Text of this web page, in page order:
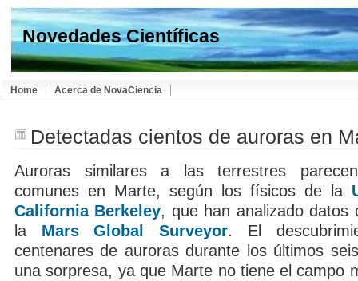
Novedades Científicas
Home Acerca de NovaCiencia
Detectadas cientos de auroras en
Auroras similares a las terrestres
comunes en Marte, según los físicos de la
California Berkeley, que han analizado datos
la Mars Global Surveyor. El
centenares de auroras durante los últimos
una sorpresa, ya que Marte no tiene el campo